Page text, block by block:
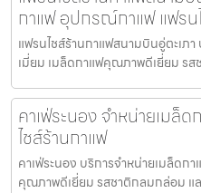
กาแฟ อุปกรณ์กาแฟ แฟรน
แฟรนไชส์ร้านกาแฟสนามบินอู่ตะเภ
เมี่ยม เมล็ดกาแฟคุณภาพดีเยี่ยม รส
คาเฟ่ระนอง จำหน่ายเม
ไชส์ร้านกาแฟ
คาเฟ่ระนอง บริการจำหน่ายเมล็ดก
คุณภาพดีเยี่ยม รสชาติกลมกล่อม แ